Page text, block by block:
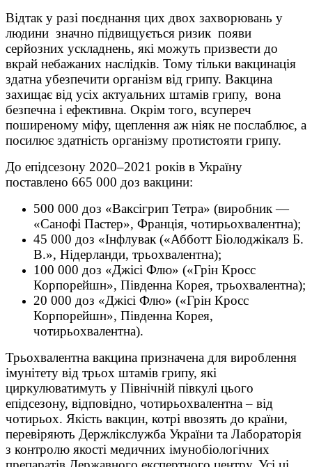
Відтак у разі поєднання цих двох захворювань у
людини значно підвищується ризик появи
серйозних ускладнень, які можуть призвести до
вкрай небажаних наслідків. Тому тільки вакцинація
здатна убезпечити організм від грипу. Вакцина
захищає від усіх актуальних штамів грипу, вона
безпечна і ефективна. Окрім того, всупереч
поширеному міфу, щеплення аж ніяк не послаблює, а
посилює здатність організму протистояти грипу.
До епідсезону 2020–2021 років в Україну
поставлено 665 000 доз вакцини:
500 000 доз «Ваксігрип Тетра» (виробник —
«Санофі Пастер», Франція, чотирьохвалентна);
45 000 доз «Інфлувак («Абботт Біолоджікалз Б.
В.», Нідерланди, трьохвалентна);
100 000 доз «Джісі Флю» («Грін Кросс
Корпорейшн», Південна Корея, трьохвалентна);
20 000 доз «Джісі Флю» («Грін Кросс
Корпорейшн», Південна Корея,
чотирьохвалентна).
Трьохвалентна вакцина призначена для вироблення
імунітету від трьох штамів грипу, які
циркулюватимуть у Північній півкулі цього
епідсезону, відповідно, чотирьохвалентна – від
чотирьох. Якість вакцин, котрі ввозять до країни,
перевіряють Держлікслужба України та Лабораторія
з контролю якості медичних імунобіологічних